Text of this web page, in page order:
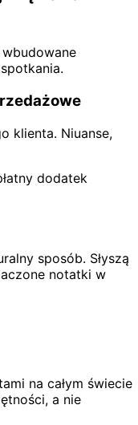
klienta. Niuanse,
dodatek
sposób. Słyszą
notatki w
na całym świecie
a nie